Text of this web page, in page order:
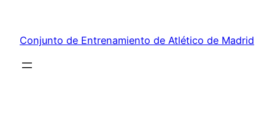
contenido
Conjunto de Entrenamiento de Atlético de Madrid